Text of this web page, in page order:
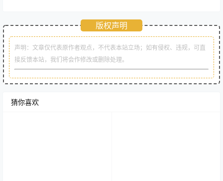
版权声明
声明：文章仅代表原作者观点，不代表本站立场；如有侵权、违规，可直
接反馈本站，我们将会作修改或删除处理。
猜你喜欢